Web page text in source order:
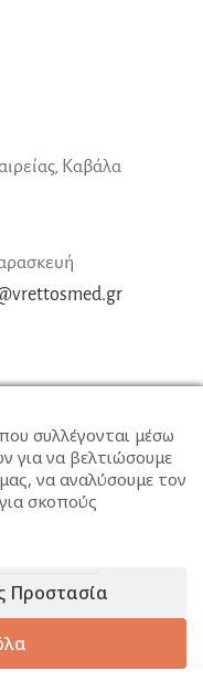
Καβάλα
vrettosmed.gr
συλλέγονται μέσω
για να βελτιώσουμε
να αναλύσουμε τον
σκοπούς
Προστασία